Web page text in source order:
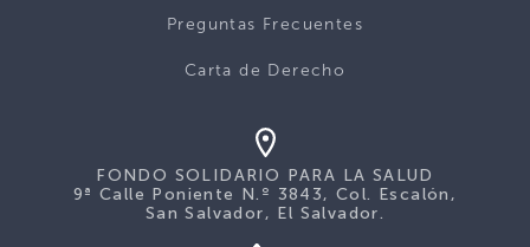
Preguntas Frecuentes
Carta de Derecho
FONDO SOLIDARIO PARA LA SALUD
9ª Calle Poniente N.º 3843, Col. Escalón,
San Salvador, El Salvador.